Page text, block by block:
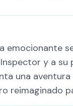
emocionante
y a
una
reimaginado